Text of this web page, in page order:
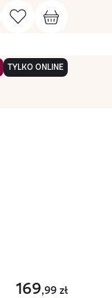
TYLKO ONLINE
169,99 zł